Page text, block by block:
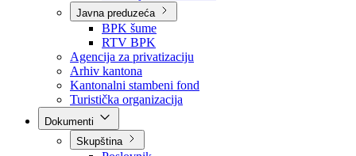
Direkcija za robne rezerve
Direkcija za ceste
Direkcija za šumarstvo
Javna preduzeća
BPK šume
RTV BPK
Agencija za privatizaciju
Arhiv kantona
Kantonalni stambeni fond
Turistička organizacija